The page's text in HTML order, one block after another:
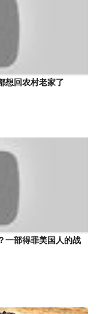
想回农村老家了
一部得罪美国人的战